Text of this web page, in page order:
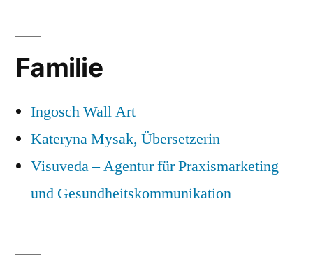
Familie
Ingosch Wall Art
Kateryna Mysak, Übersetzerin
Visuveda – Agentur für Praxismarketing
und Gesundheitskommunikation